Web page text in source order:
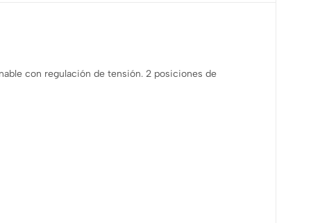
con regulación de tensión. 2 posiciones de